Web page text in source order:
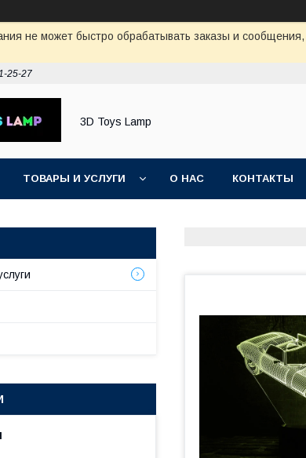
не может быстро обрабатывать заказы и
25-27
3D Toys Lamp
ТОВАРЫ И УСЛУГИ О НАС КОНТАКТЫ